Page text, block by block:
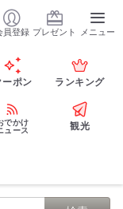
員登録 プレゼント メニュー
ーポン ランキング
でかけ
ュース
観光